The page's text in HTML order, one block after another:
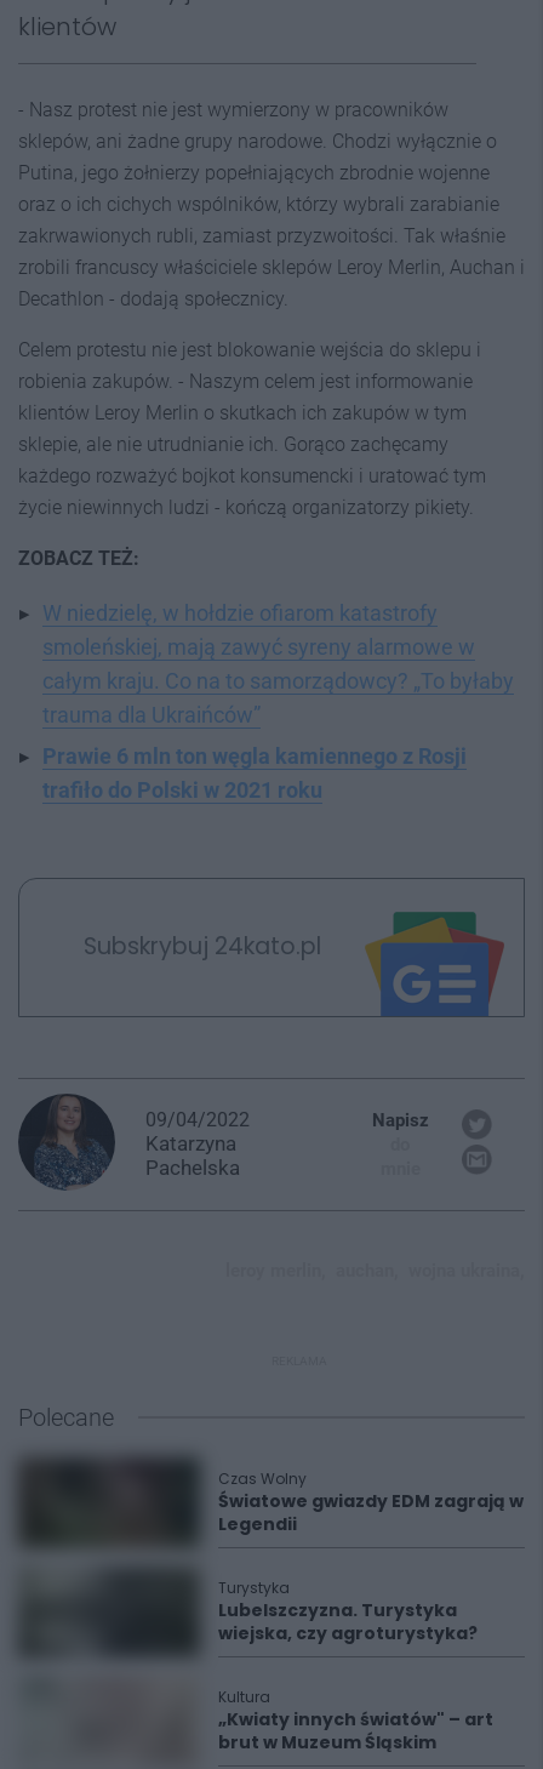
klientów
- Nasz protest nie jest wymierzony w pracowników
sklepów, ani żadne grupy narodowe. Chodzi wyłącznie o
Putina, jego żołnierzy popełniających zbrodnie wojenne
oraz o ich cichych wspólników, którzy wybrali zarabianie
zakrwawionych rubli, zamiast przyzwoitości. Tak właśnie
zrobili francuscy właściciele sklepów Leroy Merlin, Auchan i
Decathlon - dodają społecznicy.
Celem protestu nie jest blokowanie wejścia do sklepu i
robienia zakupów. - Naszym celem jest informowanie
klientów Leroy Merlin o skutkach ich zakupów w tym
sklepie, ale nie utrudnianie ich. Gorąco zachęcamy
każdego rozważyć bojkot konsumencki i uratować tym
życie niewinnych ludzi - kończą organizatorzy pikiety.
ZOBACZ TEŻ:
W niedzielę, w hołdzie ofiarom katastrofy
smoleńskiej, mają zawyć syreny alarmowe w
całym kraju. Co na to samorządowcy? „To byłaby
trauma dla Ukraińców”
Prawie 6 mln ton węgla kamiennego z Rosji
trafiło do Polski w 2021 roku
Subskrybuj 24kato.pl
09/04/2022
Katarzyna
Pachelska
Napisz
Polecane
Czas Wolny
Światowe gwiazdy EDM zagrają w
Legendii
Turystyka
Lubelszczyzna. Turystyka
wiejska, czy agroturystyka?
Kultura
„Kwiaty innych światów" – art
brut w Muzeum Śląskim